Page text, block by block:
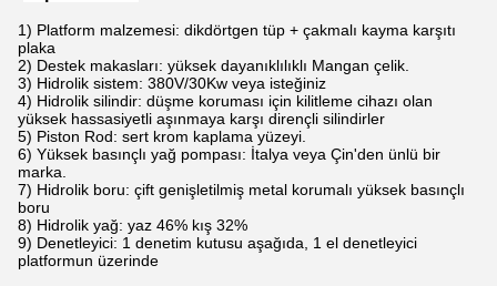
1) Platform malzemesi: dikdörtgen tüp + çakmalı kayma karşıtı
plaka
2) Destek makasları: yüksek dayanıklılıklı Mangan çelik.
3) Hidrolik sistem: 380V/30Kw veya isteğiniz
4) Hidrolik silindir: düşme koruması için kilitleme cihazı olan
yüksek hassasiyetli aşınmaya karşı dirençli silindirler
5) Piston Rod: sert krom kaplama yüzeyi.
6) Yüksek basınçlı yağ pompası: İtalya veya Çin'den ünlü bir
marka.
7) Hidrolik boru: çift genişletilmiş metal korumalı yüksek basınçlı
boru
8) Hidrolik yağ: yaz 46% kış 32%
9) Denetleyici: 1 denetim kutusu aşağıda, 1 el denetleyici
platformun üzerinde